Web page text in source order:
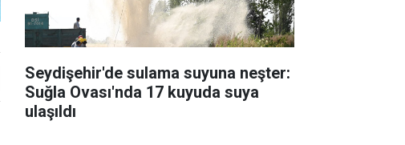
Seydişehir'de sulama suyuna neşter:
Suğla Ovası'nda 17 kuyuda suya
ulaşıldı